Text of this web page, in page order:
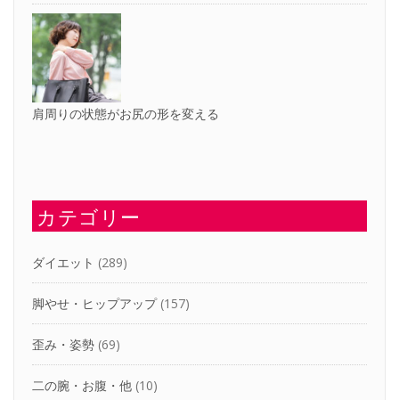
肩周りの状態がお尻の形を変える
カテゴリー
ダイエット (289)
脚やせ・ヒップアップ(157)
歪み・姿勢 (69)
二の腕・お腹・他 (10)